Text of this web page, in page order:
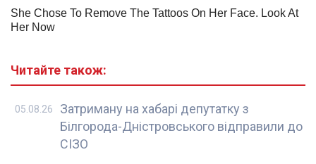
Читайте також:
Затриману на хабарі депутатку з
Білгорода-Дністровського відправили до
СІЗО
05.08.26